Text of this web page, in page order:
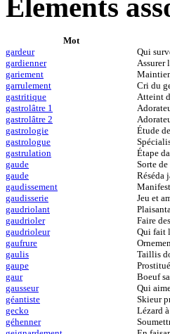
Elements
Mot
gardeur
Qui
gardienner
Assurer
gariement
garrulement
Cri du
gastritique
Atteint
gastrolâtre 1
gastrolâtre 2
gastrologie
Étude
gastrologue
gastrulation
Étape
gaude
Sorte
gaude
Réséda
gaudissement
gaudisserie
Jeu et
gaudriolant
gaudrioler
Faire
gaudrioleur
Qui fait
gaufrure
gaulis
Taillis
gaupe
gaur
Boeuf
gausseur
Qui
géantiste
Skieur
gecko
Lézard
géhenner